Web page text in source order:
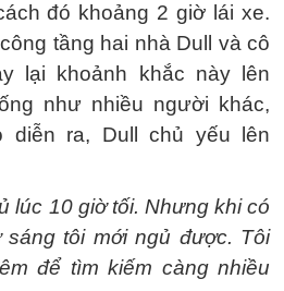
đó khoảng 2 giờ lái xe.
tầng hai nhà Dull và cô
lại khoảnh khắc này lên
như nhiều người khác,
diễn ra, Dull chủ yếu lên
lúc 10 giờ tối. Nhưng khi có
tôi mới ngủ được. Tôi
để tìm kiếm càng nhiều